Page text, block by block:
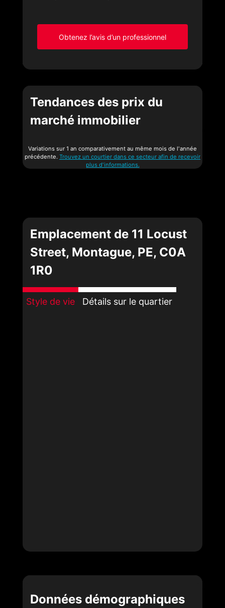
Obtenez l’avis d’un professionnel
Tendances des prix du
marché immobilier
Variations sur 1 an comparativement au même mois de l'année
précédente. Trouvez un courtier dans ce secteur afin de recevoir
plus d'informations.
Emplacement de 11 Locust
Street, Montague, PE, C0A
1R0
Style de vie Détails sur le quartier
Données démographiques